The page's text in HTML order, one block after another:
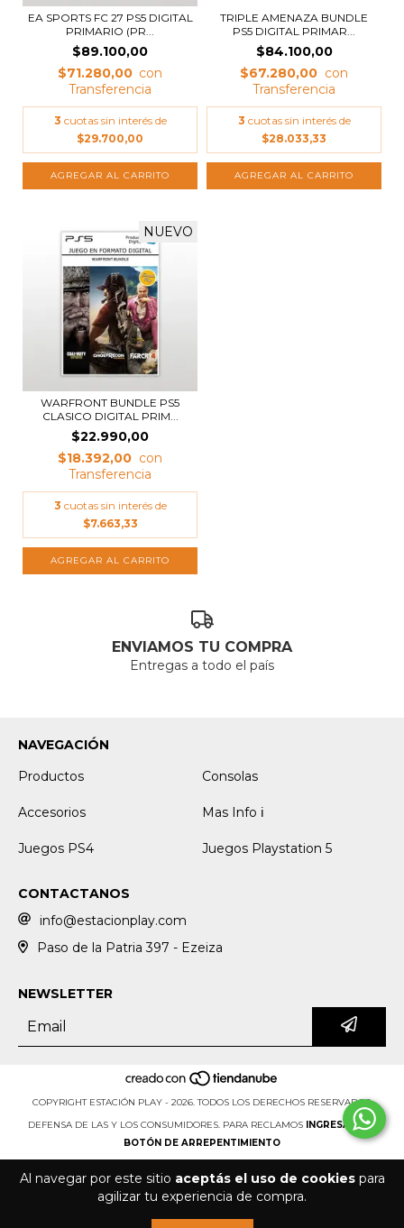
Al navegar por este sitio aceptás el uso de cookiespara
agilizar tu experiencia de compra.
EA SPORTS FC 27 PS5 DIGITAL
PRIMARIO (PR...
$89.100,00
$71.280,00
3 cuotas sin interés de
$29.700,00
TRIPLE AMENAZA BUNDLE
PS5 DIGITAL PRIMAR...
$84.100,00
$67.280,00
3 cuotas sin interés de
$28.033,33
NUEVO
WARFRONT BUNDLE PS5
CLASICO DIGITAL PRIM...
$22.990,00
$18.392,00
3 cuotas sin interés de
$7.663,33
ENVIAMOS TU COMPRA
Entregas a todo el país
NAVEGACIÓN
Productos
Consolas
Accesorios Mas Info ℹ️
Juegos PS4 Juegos Playstation 5
CONTACTANOS
info@estacionplay.com
Paso de la Patria 397 - Ezeiza
NEWSLETTER
COPYRIGHT ESTACIÓN PLAY - 2026. TODOS LOS DERECHOS RESERVADOS.
DEFENSA DE LAS Y LOS CONSUMIDORES. PARA RECLAMOS INGRESÁ ACÁ.
BOTÓN DE ARREPENTIMIENTO